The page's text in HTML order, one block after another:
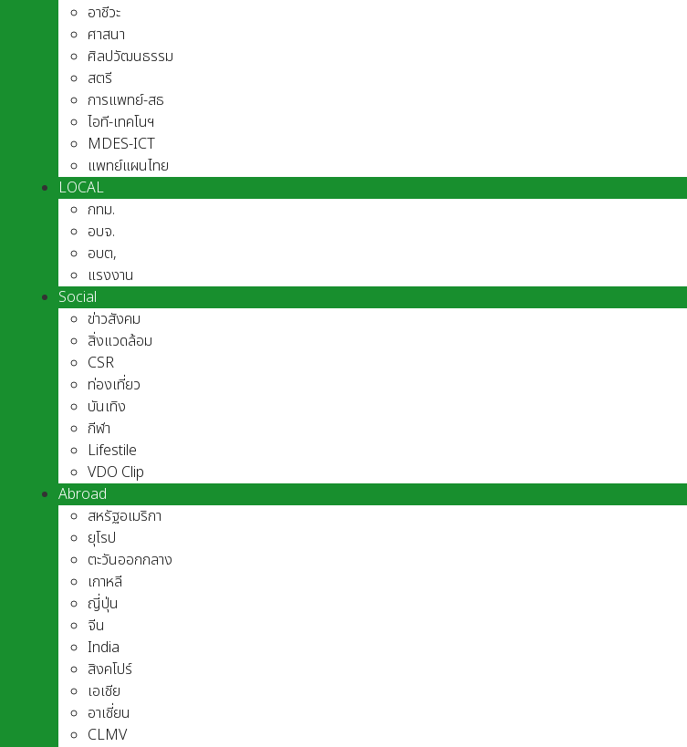
อาชีวะ
ศาสนา
ศิลปวัฒนธรรม
สตรี
การแพทย์-สธ
ไอที-เทคโนฯ
MDES-ICT
แพทย์แผนไทย
LOCAL
กทม.
อบจ.
อบต,
แรงงาน
Social
ข่าวสังคม
สิ่งแวดล้อม
CSR
ท่องเที่ยว
บันเทิง
กีฬา
Lifestile
VDO Clip
Abroad
สหรัฐอเมริกา
ยุโรป
ตะวันออกกลาง
เกาหลี
ญี่ปุ่น
จีน
India
สิงคโปร์
เอเชีย
อาเชี่ยน
CLMV